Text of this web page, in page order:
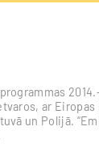
ar
un Polijā.